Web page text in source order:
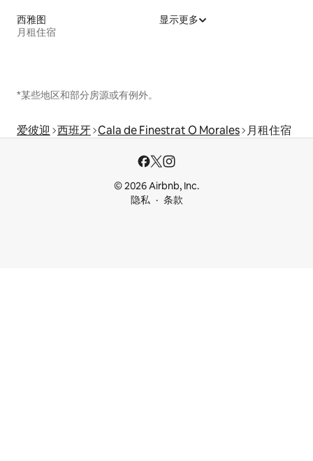
西雅图
月租住宿
显示更多
*某些地区和部分房源或有例外。
爱彼迎 西班牙 Cala de Finestrat O Morales 月租住宿
© 2026 Airbnb, Inc.
隐私
条款